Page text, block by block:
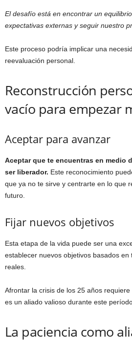
El desafío está en encontrar un
expectativas externas y seguir nuestro
Este proceso podría implicar una
reevaluación personal.
Reconstrucción
vacío para empezar
Aceptar para avanzar
Aceptar que te encuentras en medio
ser liberador. Este reconocimiento
que ya no te sirve y centrarte en lo que
futuro.
Fijar nuevos objetivos
Esta etapa de la vida puede ser una
establecer nuevos objetivos basados
reales.
Afrontar la crisis de los 25 años
es un aliado valioso durante este
La paciencia como